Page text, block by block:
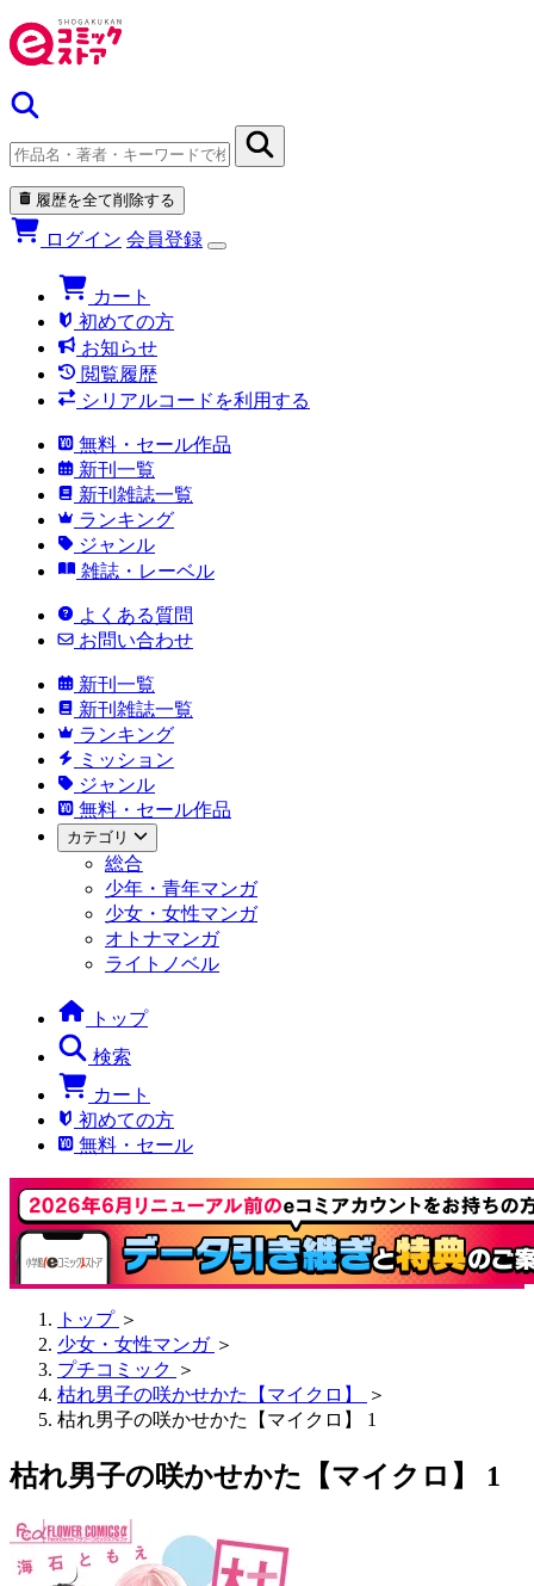
履歴を全て削除する
ログイン 会員登録
カート
初めての方
お知らせ
閲覧履歴
シリアルコードを利用する
無料・セール作品
新刊一覧
新刊雑誌一覧
ランキング
ジャンル
雑誌・レーベル
よくある質問
お問い合わせ
新刊一覧
新刊雑誌一覧
ランキング
ミッション
ジャンル
無料・セール作品
カテゴリ
総合
少年・青年マンガ
少女・女性マンガ
オトナマンガ
ライトノベル
トップ
検索
カート
初めての方
無料・セール
トップ ＞
少女・女性マンガ ＞
プチコミック ＞
枯れ男子の咲かせかた【マイクロ】
＞
枯れ男子の咲かせかた【マイクロ】 1
枯れ男子の咲かせかた【マイクロ】 1